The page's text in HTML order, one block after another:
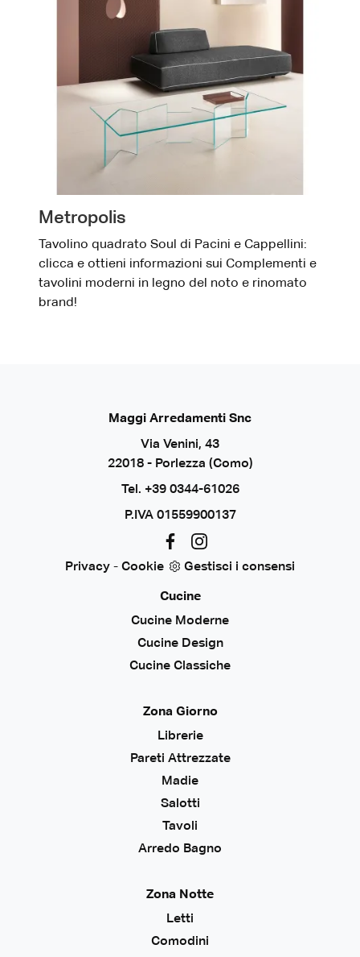
Metropolis
Tavolino quadrato Soul di Pacini e Cappellini:
clicca e ottieni informazioni sui Complementi e
tavolini moderni in legno del noto e rinomato
brand!
Maggi Arredamenti Snc
Via Venini, 43
22018 - Porlezza (Como)
Tel. +39 0344-61026
P.IVA 01559900137
Privacy - Cookie Gestisci i consensi
Cucine
Cucine Moderne
Cucine Design
Cucine Classiche
Zona Giorno
Librerie
Pareti Attrezzate
Madie
Salotti
Tavoli
Arredo Bagno
Zona Notte
Letti
Comodini